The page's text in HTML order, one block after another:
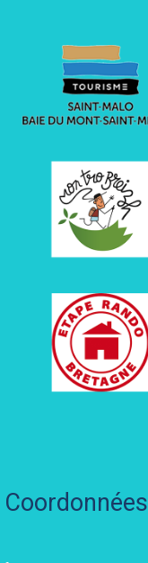
Coordonnées